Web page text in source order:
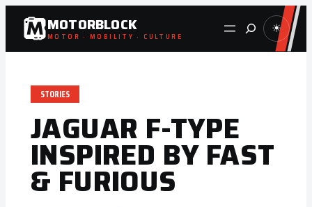
Zum
Inhalt
springen
MOTORBLOCK
MOTOR · MOBILITY · CULTURE Suche ☀
STORIES
JAGUAR F-TYPE
INSPIRED BY FAST
& FURIOUS